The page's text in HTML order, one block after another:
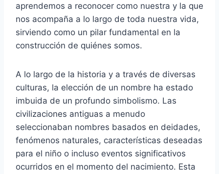
aprendemos a reconocer como nuestra y la que
nos acompaña a lo largo de toda nuestra vida,
sirviendo como un pilar fundamental en la
construcción de quiénes somos.
A lo largo de la historia y a través de diversas
culturas, la elección de un nombre ha estado
imbuida de un profundo simbolismo. Las
civilizaciones antiguas a menudo
seleccionaban nombres basados en deidades,
fenómenos naturales, características deseadas
para el niño o incluso eventos significativos
ocurridos en el momento del nacimiento. Esta